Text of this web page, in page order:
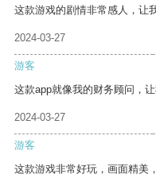
这款游戏的剧情非常感人，让
2024-03-27
游客
这款app就像我的财务顾问，让
2024-03-27
游客
这款游戏非常好玩，画面精美